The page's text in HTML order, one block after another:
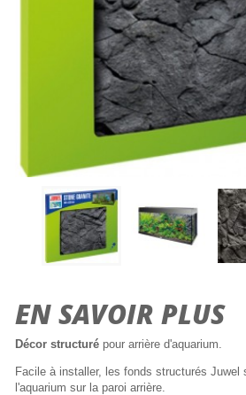
EN SAVOIR PLUS
Décor structuré pour arrière d'aquarium.
Facile à installer, les fonds structurés
l'aquarium sur la paroi arrière.